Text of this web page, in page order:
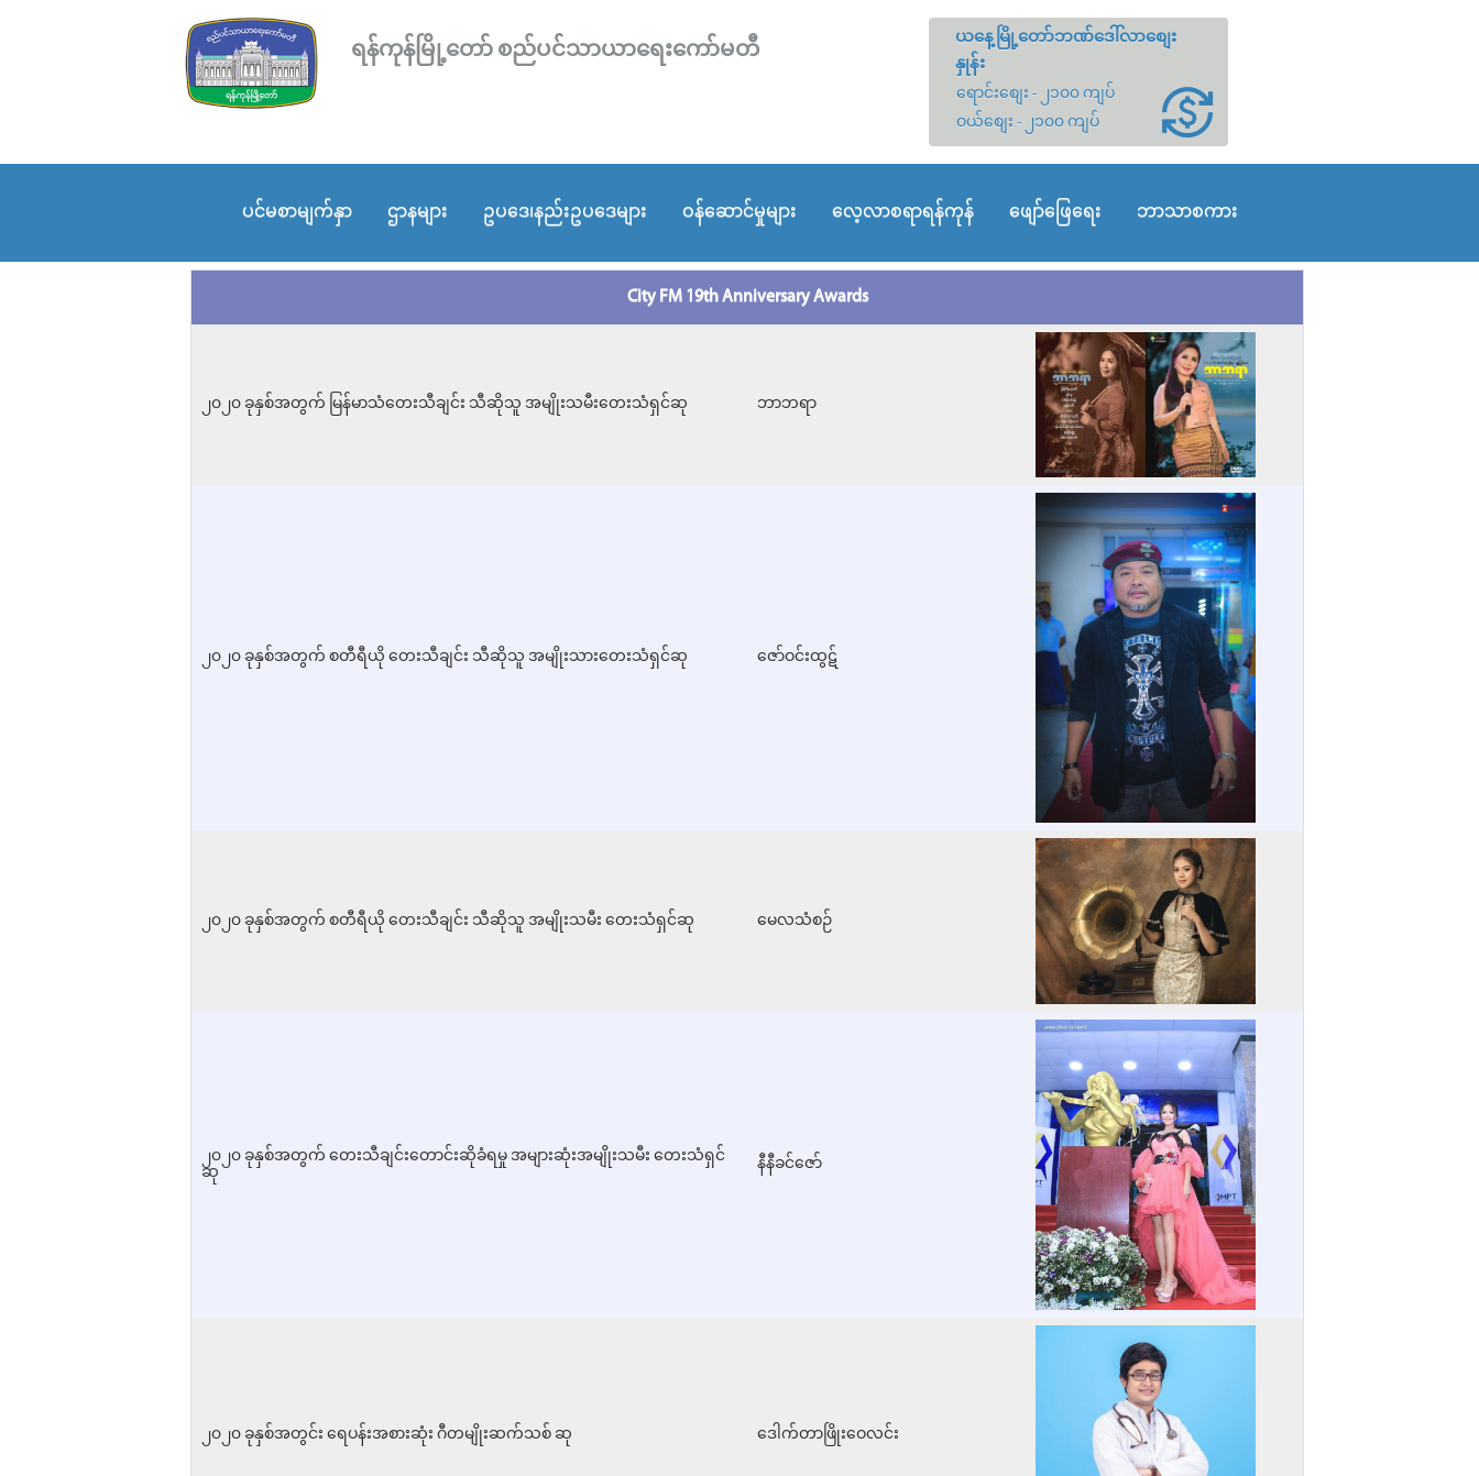
ရန်ကုန်မြို့တော် စည်ပင်သာယာရေးကော်မတီ
ယနေ့မြို့တော်ဘဏ်ဒေါ်လာစျေး
နှုန်း
ရောင်းစျေး - ၂၁၀၀ ကျပ်
ဝယ်စျေး - ၂၁၀၀ ကျပ်
ပင်မစာမျက်နှာ ဌာနများ ဥပဒေ၊နည်းဥပဒေများ ဝန်ဆောင်မှုများ လေ့လာစရာရန်ကုန် ဖျော်ဖြေရေး ဘာသာစကား
City FM 19th Anniversary Awards
၂၀၂၀ ခုနှစ်အတွက် မြန်မာသံတေးသီချင်း သီဆိုသူ အမျိုးသမီးတေးသံရှင်ဆု ဘာဘရာ
၂၀၂၀ ခုနှစ်အတွက် စတီရီယို တေးသီချင်း သီဆိုသူ အမျိုးသားတေးသံရှင်ဆု ဇော်ဝင်းထွဋ်
၂၀၂၀ ခုနှစ်အတွက် စတီရီယို တေးသီချင်း သီဆိုသူ အမျိုးသမီး တေးသံရှင်ဆု မေလသံစဉ်
၂၀၂၀ ခုနှစ်အတွက် တေးသီချင်းတောင်းဆိုခံရမှု အများဆုံးအမျိုးသမီး တေးသံရှင်
ဆု
နီနီခင်ဇော်
၂၀၂၀ ခုနှစ်အတွင်း ရေပန်းအစားဆုံး ဂီတမျိုးဆက်သစ် ဆု ဒေါက်တာဖြိုးဝေလင်း